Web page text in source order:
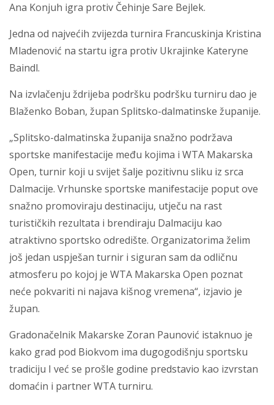
Ana Konjuh igra protiv Čehinje Sare Bejlek.
Jedna od najvećih zvijezda turnira Francuskinja Kristina
Mladenović na startu igra protiv Ukrajinke Kateryne
Baindl.
Na izvlačenju ždrijeba podršku podršku turniru dao je
Blaženko Boban, župan Splitsko-dalmatinske županije.
„Splitsko-dalmatinska županija snažno podržava
sportske manifestacije među kojima i WTA Makarska
Open, turnir koji u svijet šalje pozitivnu sliku iz srca
Dalmacije. Vrhunske sportske manifestacije poput ove
snažno promoviraju destinaciju, utječu na rast
turističkih rezultata i brendiraju Dalmaciju kao
atraktivno sportsko odredište. Organizatorima želim
još jedan uspješan turnir i siguran sam da odličnu
atmosferu po kojoj je WTA Makarska Open poznat
neće pokvariti ni najava kišnog vremena“, izjavio je
župan.
Gradonačelnik Makarske Zoran Paunović istaknuo je
kako grad pod Biokvom ima dugogodišnju sportsku
tradiciju I već se prošle godine predstavio kao izvrstan
domaćin i partner WTA turniru.